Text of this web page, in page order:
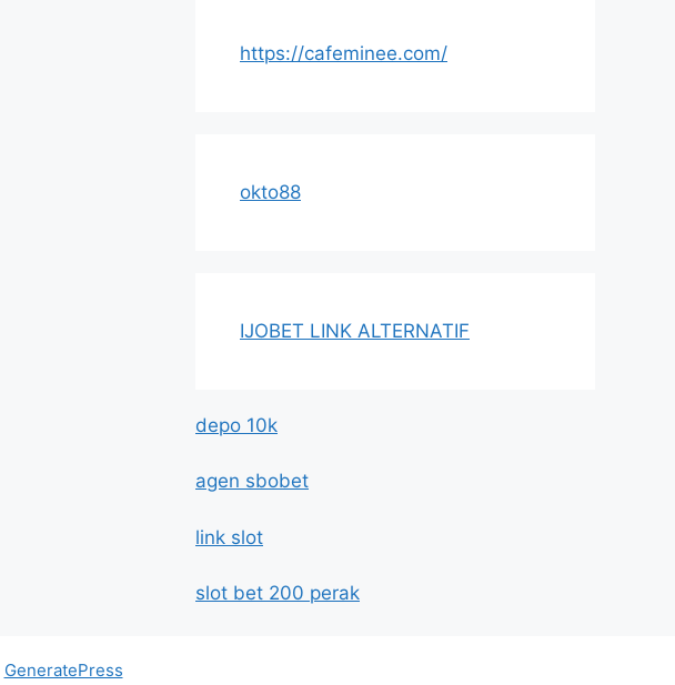
https://cafeminee.com/
okto88
IJOBET LINK ALTERNATIF
depo 10k
agen sbobet
link slot
slot bet 200 perak
GeneratePress